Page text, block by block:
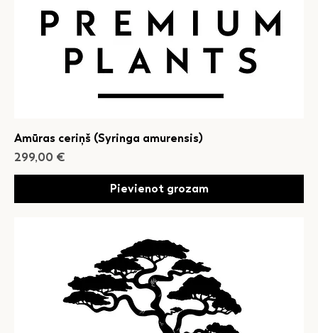
Amūras ceriņš (Syringa amurensis)
Cena
299,00 €
Pievienot grozam